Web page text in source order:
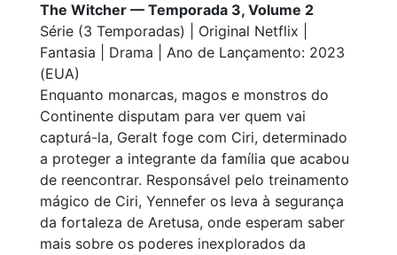
The Witcher — Temporada 3, Volume 2
Série (3 Temporadas) | Original Netflix |
Fantasia | Drama | Ano de Lançamento: 2023
(EUA)
Enquanto monarcas, magos e monstros do
Continente disputam para ver quem vai
capturá-la, Geralt foge com Ciri, determinado
a proteger a integrante da família que acabou
de reencontrar. Responsável pelo treinamento
mágico de Ciri, Yennefer os leva à segurança
da fortaleza de Aretusa, onde esperam saber
mais sobre os poderes inexplorados da